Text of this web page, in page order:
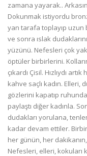
zamana yayarak..
Dokunmak istiyordu
yan tarafa toplayıp uzun
ve sonra ıslak
yüzünü. Nefesleri çok
öptüler birbirlerini.
çıkardı Çisil. Hızlıydı
kahve saçlı kadın.
gözlerini kapatıp
paylaştı diğer kadınla.
dudakları yorulana,
kadar devam ettiler.
her günün, her dakikanın,
Nefesleri, elleri, kokuları